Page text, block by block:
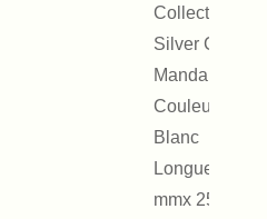
Collection :
Silver Candele
Mandala
Couleur :
Blanc
Longueur :27
mmx 25mm